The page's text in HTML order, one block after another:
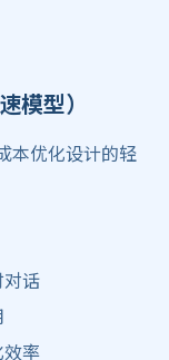
模型）
本优化设计的轻
对话
效率